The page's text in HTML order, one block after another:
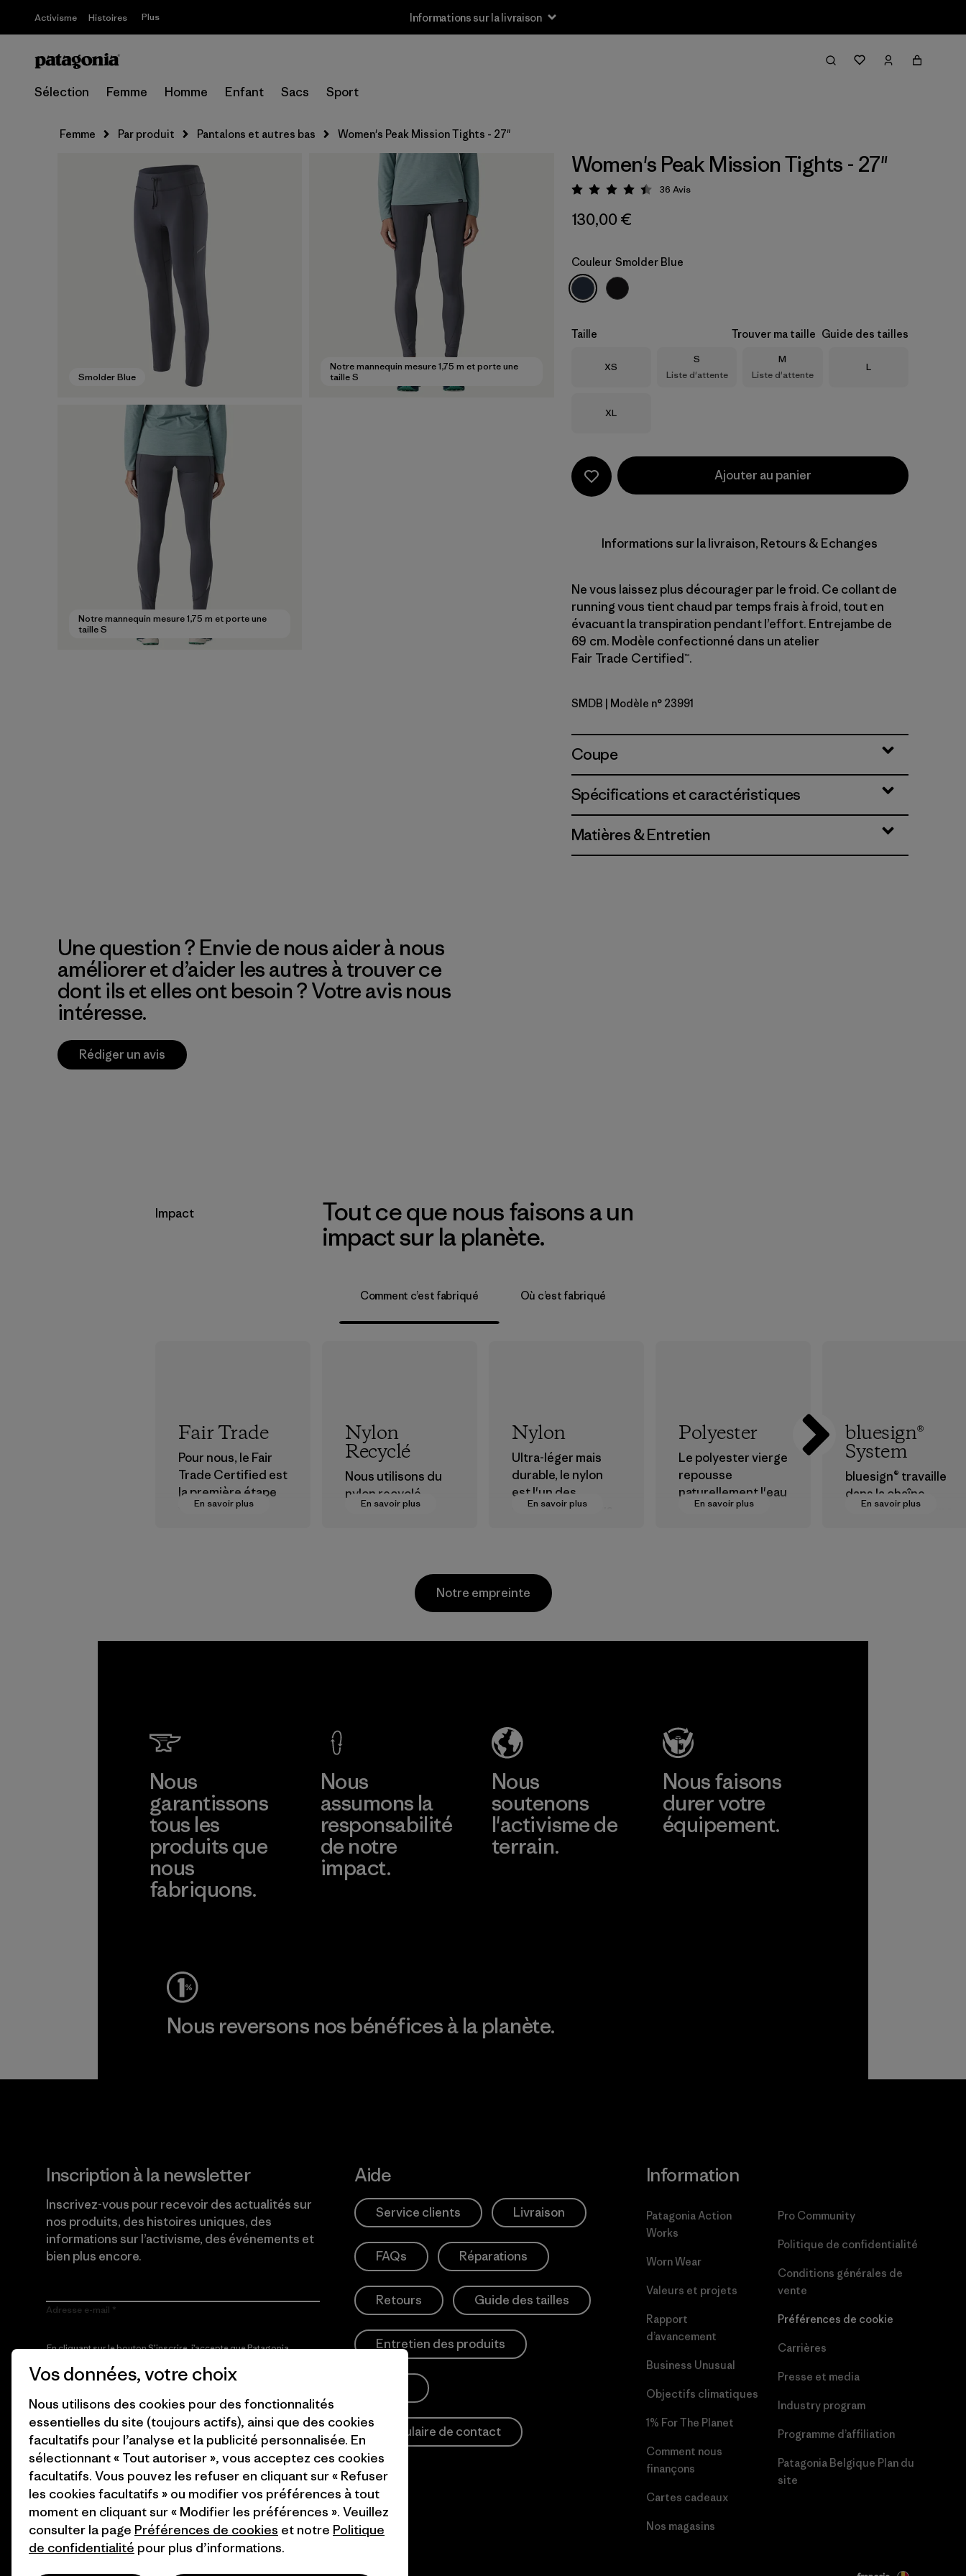
Activisme Histoires Plus Informations sur la livraison
Sélection Femme Homme Enfant Sacs Sport
Femme Par produit Pantalons et autres bas Women's Peak Mission Tights - 27"
Smolder Blue
Notre mannequin mesure 1,75 m et porte une
taille S
Notre mannequin mesure 1,75 m et porte une
taille S
Women's Peak Mission Tights - 27"
Évaluation: 4.5 / 5
36 Avis
130,00 €
Couleur Smolder Blue
Taille Trouver ma taille Guide des tailles
Taille
XS
Taille
S
Liste d'attente
Taille
M
Liste d'attente
Taille
L
Taille
XL
Ajouter au panier
Informations sur la livraison, Retours & Echanges
Ne vous laissez plus décourager par le froid. Ce collant de
running vous tient chaud par temps frais à froid, tout en
évacuant la transpiration pendant l’effort. Entrejambe de
69 cm. Modèle confectionné dans un atelier
Fair Trade Certified™.
Smolder Blue
SMDB | Modèle n° 23991
Coupe
Spécifications et caractéristiques
Matières & Entretien
Une question ? Envie de nous aider à nous
améliorer et d’aider les autres à trouver ce
dont ils et elles ont besoin ? Votre avis nous
intéresse.
Rédiger un avis
Impact
Tout ce que nous faisons a un
impact sur la planète.
Comment c’est fabriqué Où c’est fabriqué
En savoir plus
Fair Trade
Pour nous, le Fair
Trade Certified est
la première étape
vers des
En savoir plus
Nylon
Recyclé
Nous utilisons du
nylon recyclé
provenant de
de tissage et de
matériaux recyclés
En savoir plus
Nylon
Ultra-léger mais
durable, le nylon
est l'un des
matériaux les plus
équipements.
Matières
En savoir plus
Polyester
Le polyester vierge
repousse
naturellement l'eau
et est très
En savoir plus
bluesign®
System
bluesign® travaille
dans la chaîne
d’approvisionneme
En savoir plus
Notre empreinte
Nous
garantissons
tous les
produits que
nous
fabriquons.
Nous
assumons la
responsabilité
de notre
impact.
Nous
soutenons
l'activisme de
terrain.
Nous faisons
durer votre
équipement.
Nous reversons nos bénéfices à la planète.
Inscription à la newsletter
Inscrivez-vous pour recevoir des actualités sur
nos produits, des histoires uniques, des
informations sur l’activisme, des événements et
bien plus encore.
Adresse e-mail
En cliquant sur le bouton S’inscrire, j’accepte que Patagonia
concernant les produits, les histoires originales, la
sensibilisation à l’activisme, les informations sur les événements
Patagonia.
S’inscrire
Aide
Service clients Livraison
FAQs Réparations
Retours Guide des tailles
Entretien des produits
Formulaire de contact
Information
Patagonia Action
Works
Worn Wear
Valeurs et projets
Rapport
d’avancement
Business Unusual
Objectifs climatiques
1% For The Planet
Comment nous
finançons
Cartes cadeaux
Nos magasins
Pro Community
Politique de confidentialité
Conditions générales de
vente
Préférences de cookie
Carrières
Presse et media
Industry program
Programme d’affiliation
Patagonia Belgique Plan du
site
Vos données, votre choix
Nous utilisons des cookies pour des fonctionnalités
essentielles du site (toujours actifs), ainsi que des cookies
facultatifs pour l’analyse et la publicité personnalisée. En
sélectionnant « Tout autoriser », vous acceptez ces cookies
facultatifs. Vous pouvez les refuser en cliquant sur « Refuser
les cookies facultatifs » ou modifier vos préférences à tout
moment en cliquant sur « Modifier les préférences ». Veuillez
consulter la page Préférences de cookies et notre Politique
de confidentialité pour plus d’informations.